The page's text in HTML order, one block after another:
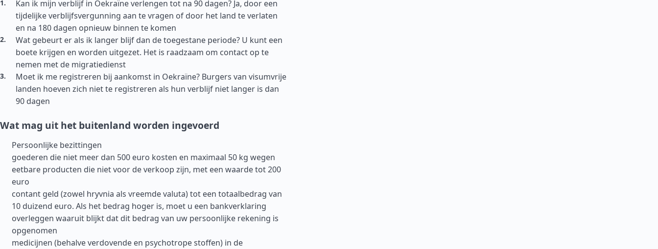
Kan ik mijn verblijf in Oekraïne verlengen tot na 90 dagen? Ja, door een
tijdelijke verblijfsvergunning aan te vragen of door het land te verlaten
en na 180 dagen opnieuw binnen te komen
Wat gebeurt er als ik langer blijf dan de toegestane periode? U kunt een
boete krijgen en worden uitgezet. Het is raadzaam om contact op te
nemen met de migratiedienst
Moet ik me registreren bij aankomst in Oekraïne? Burgers van visumvrije
landen hoeven zich niet te registreren als hun verblijf niet langer is dan
90 dagen
Wat mag uit het buitenland worden ingevoerd
Persoonlijke bezittingen
goederen die niet meer dan 500 euro kosten en maximaal 50 kg wegen
eetbare producten die niet voor de verkoop zijn, met een waarde tot 200
euro
contant geld (zowel hryvnia als vreemde valuta) tot een totaalbedrag van
10 duizend euro. Als het bedrag hoger is, moet u een bankverklaring
overleggen waaruit blijkt dat dit bedrag van uw persoonlijke rekening is
opgenomen
medicijnen (behalve verdovende en psychotrope stoffen) in de